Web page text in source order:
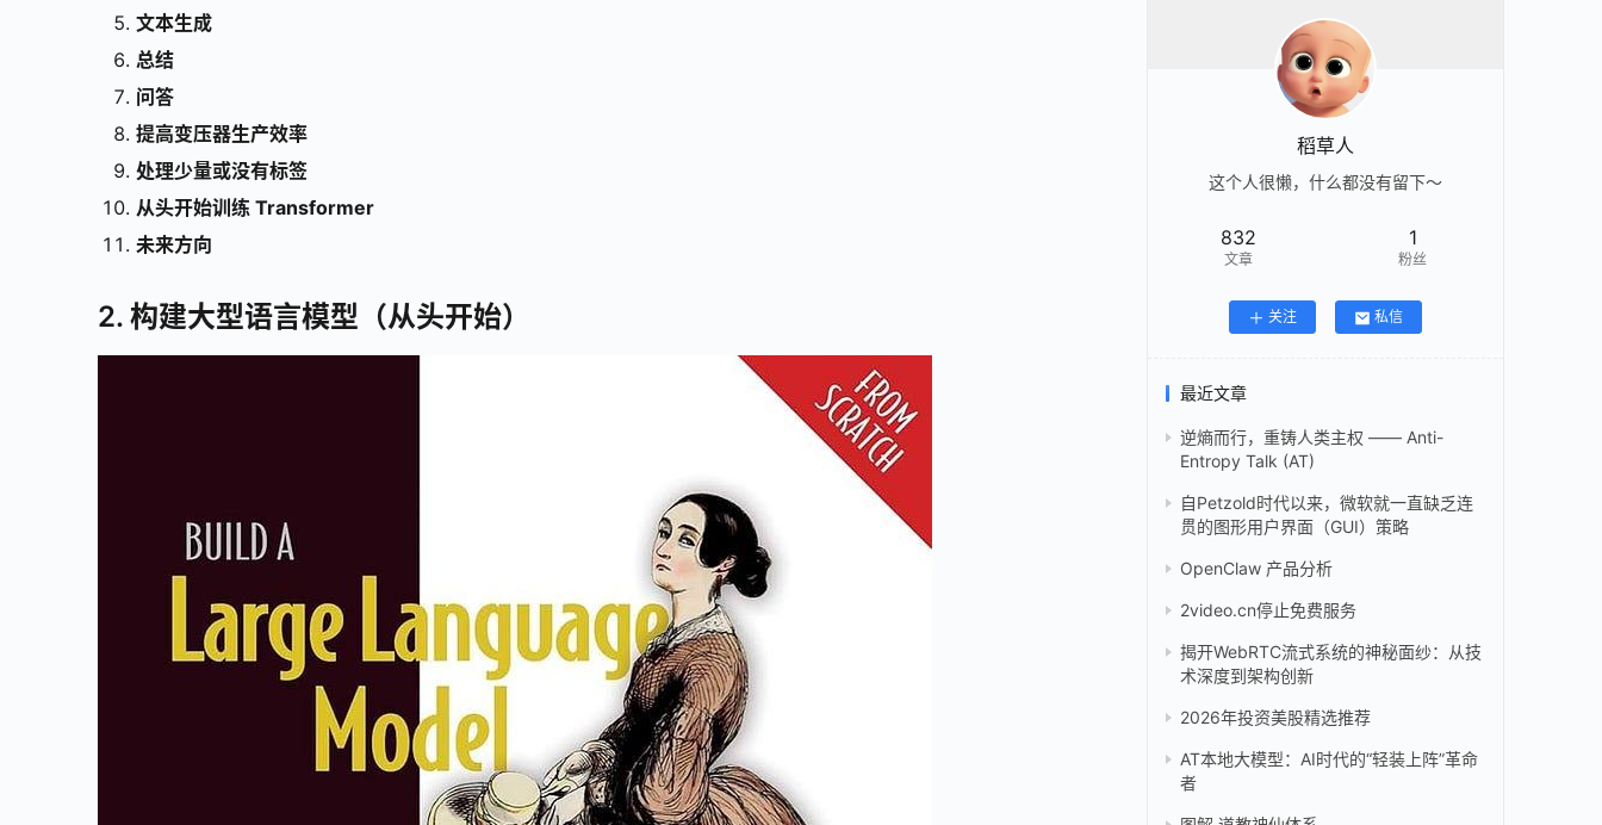
文本生成
总结
问答
提高变压器生产效率
处理少量或没有标签
从头开始训练 Transformer
未来方向
2. 构建大型语言模型（从头开始）
稻草人
这个人很懒，什么都没有留下～
832
文章
1
粉丝
关注 私信
最近文章
逆熵而行，重铸人类主权 —— Anti-
Entropy Talk (AT)
自Petzold时代以来，微软就一直缺乏连
贯的图形用户界面（GUI）策略
OpenClaw 产品分析
2video.cn停止免费服务
揭开WebRTC流式系统的神秘面纱：从技
术深度到架构创新
2026年投资美股精选推荐
AT本地大模型：AI时代的“轻装上阵”革命
者